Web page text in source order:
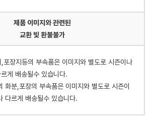
제품 이미지와 관련된
교환 빛 환불불가
포장지등의 부속품은 이미지와 별도로 시즌이나
게 배송될수 있습니다.
화분,포장의 부속품은 이미지와 별도로 시즌이
다르게 배송될수 있습니다.